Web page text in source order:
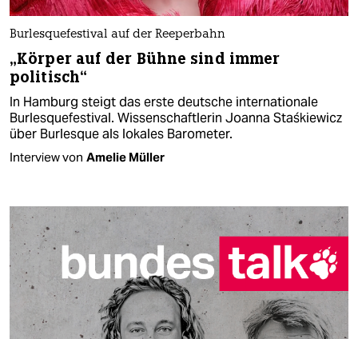
Burlesquefestival auf der Reeperbahn
„Körper auf der Bühne sind immer
politisch“
In Hamburg steigt das erste deutsche internationale
Burlesquefestival. Wissenschaftlerin Joanna Staśkiewicz
über Burlesque als lokales Barometer.
Interview von Amelie Müller